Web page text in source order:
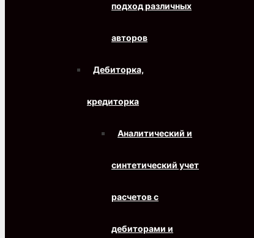
подход различных
авторов
Дебиторка,
кредиторка
Аналитический и
синтетический учет
расчетов с
дебиторами и